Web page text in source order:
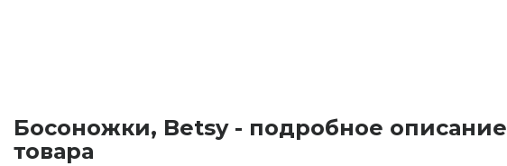
Босоножки, Betsy - подробное описание
товара